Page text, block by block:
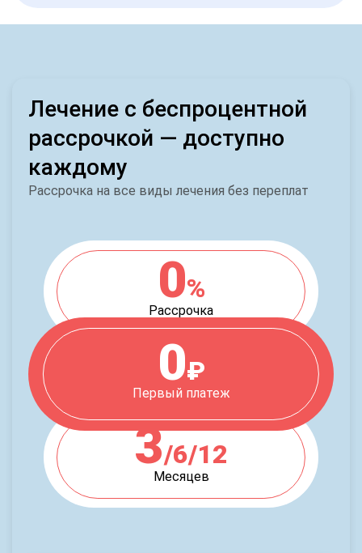
Лечение с беспроцентной
рассрочкой — доступно
каждому
Рассрочка на все виды лечения без переплат
0%
Рассрочка
0₽
Первый платеж
3/6/12
Месяцев